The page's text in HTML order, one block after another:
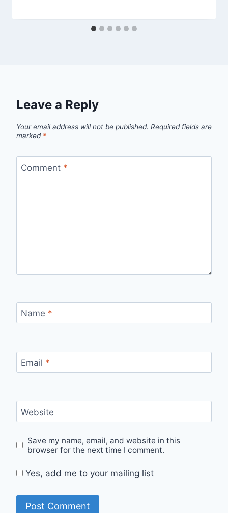
Leave a Reply
Your email address will not be published. Required fields are
marked *
Comment *
Name *
Email *
Website
Save my name, email, and website in this
browser for the next time I comment.
Yes, add me to your mailing list